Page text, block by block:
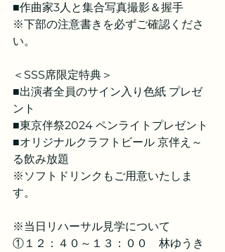
■作曲家3人と集合写真撮影＆握手
※下部の注意書きを必ずご確認くださ
い。
＜SSS席限定特典＞
■出演者全員のサイン入り色紙 プレゼ
ント
■東京伴祭2024 ペンライトプレゼント
■オリジナルクラフトビール 京伴え～
る飲み放題
※ソフトドリンクもご用意いたしま
す。
※当日リハーサル見学について
①１２：４０～１３：００　林ゆうき